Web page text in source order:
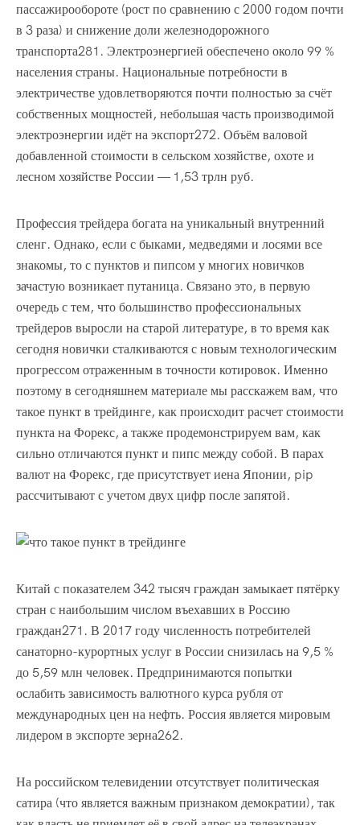
пассажирообороте (рост по сравнению с 2000 годом почти
в 3 раза) и снижение доли железнодорожного
транспорта281. Электроэнергией обеспечено около 99 %
населения страны. Национальные потребности в
электричестве удовлетворяются почти полностью за счёт
собственных мощностей, небольшая часть производимой
электроэнергии идёт на экспорт272. Объём валовой
добавленной стоимости в сельском хозяйстве, охоте и
лесном хозяйстве России — 1,53 трлн руб.
Профессия трейдера богата на уникальный внутренний
сленг. Однако, если с быками, медведями и лосями все
знакомы, то с пунктов и пипсом у многих новичков
зачастую возникает путаница. Связано это, в первую
очередь с тем, что большинство профессиональных
трейдеров выросли на старой литературе, в то время как
сегодня новички сталкиваются с новым технологическим
прогрессом отраженным в точности котировок. Именно
поэтому в сегодняшнем материале мы расскажем вам, что
такое пункт в трейдинге, как происходит расчет стоимости
пункта на Форекс, а также продемонстрируем вам, как
сильно отличаются пункт и пипс между собой. В парах
валют на Форекс, где присутствует иена Японии, pip
рассчитывают с учетом двух цифр после запятой.
Китай с показателем 342 тысяч граждан замыкает пятёрку
стран с наибольшим числом въехавших в Россию
граждан271. В 2017 году численность потребителей
санаторно-курортных услуг в России снизилась на 9,5 %
до 5,59 млн человек. Предпринимаются попытки
ослабить зависимость валютного курса рубля от
международных цен на нефть. Россия является мировым
лидером в экспорте зерна262.
На российском телевидении отсутствует политическая
сатира (что является важным признаком демократии), так